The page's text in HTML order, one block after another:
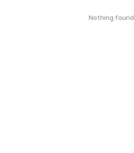
Nothing found